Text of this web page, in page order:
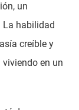
un
La habilidad
creíble y
en un